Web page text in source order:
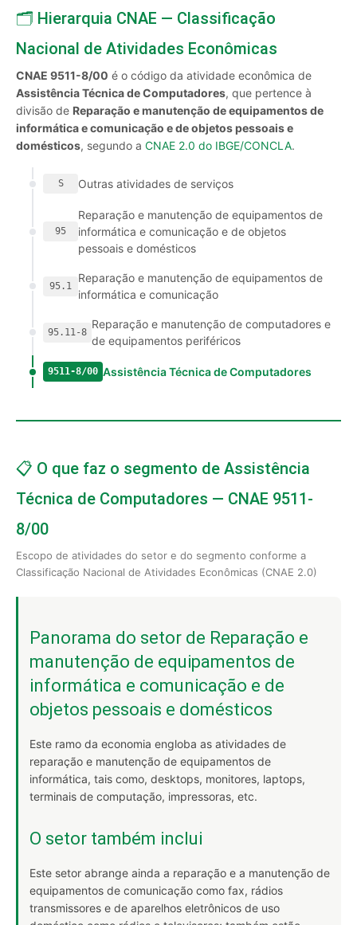
🗂️ Hierarquia CNAE — Classificação
Nacional de Atividades Econômicas
CNAE 9511-8/00 é o código da atividade econômica de
Assistência Técnica de Computadores, que pertence à
divisão de Reparação e manutenção de equipamentos de
informática e comunicação e de objetos pessoais e
domésticos, segundo a CNAE 2.0 do IBGE/CONCLA.
S Outras atividades de serviços
95
Reparação e manutenção de equipamentos de
informática e comunicação e de objetos
pessoais e domésticos
95.1
Reparação e manutenção de equipamentos de
informática e comunicação
95.11-8
Reparação e manutenção de computadores e
de equipamentos periféricos
9511-8/00 Assistência Técnica de Computadores
📋 O que faz o segmento de Assistência
Técnica de Computadores — CNAE 9511-
8/00
Escopo de atividades do setor e do segmento conforme a
Classificação Nacional de Atividades Econômicas (CNAE 2.0)
Panorama do setor de Reparação e
manutenção de equipamentos de
informática e comunicação e de
objetos pessoais e domésticos
Este ramo da economia engloba as atividades de
reparação e manutenção de equipamentos de
informática, tais como, desktops, monitores, laptops,
terminais de computação, impressoras, etc.
O setor também inclui
Este setor abrange ainda a reparação e a manutenção de
equipamentos de comunicação como fax, rádios
transmissores e de aparelhos eletrônicos de uso